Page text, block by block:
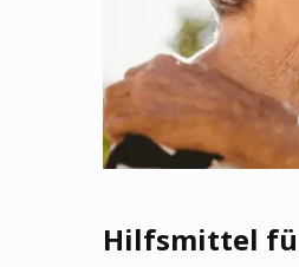
Hilfsmittel